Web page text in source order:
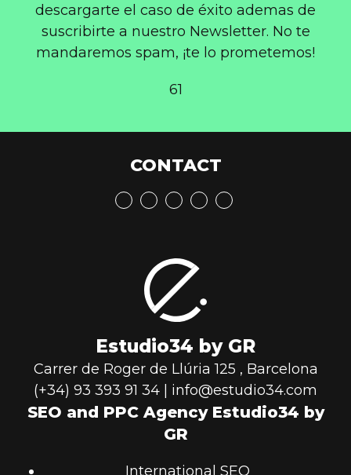
descargarte el caso de éxito ademas de
suscribirte a nuestro Newsletter. No te
mandaremos spam, ¡te lo prometemos!
61
CONTACT
Estudio34 by GR
Carrer de Roger de Llúria 125 , Barcelona
(+34) 93 393 91 34
info@estudio34.com
SEO and PPC Agency Estudio34 by
GR
International SEO